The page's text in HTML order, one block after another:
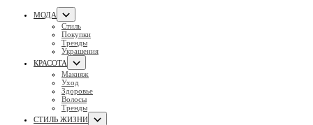
МОДА
Стиль
Покупки
Тренды
Украшения
КРАСОТА
Макияж
Уход
Здоровье
Волосы
Тренды
СТИЛЬ ЖИЗНИ